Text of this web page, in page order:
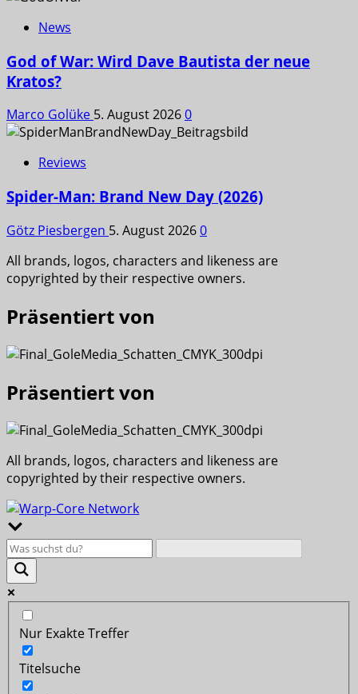
News
God of War: Wird Dave Bautista der neue
Kratos?
Marco Golüke 5. August 20260
Reviews
Spider-Man: Brand New Day (2026)
Götz Piesbergen 5. August 20260
All brands, logos, characters and likeness are
copyrighted by their respective owners.
Präsentiert von
Präsentiert von
All brands, logos, characters and likeness are
copyrighted by their respective owners.
Nur Exakte Treffer
Titelsuche